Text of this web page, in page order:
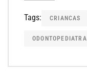
Tags: CRIANCAS
ODONTOPEDIATRA